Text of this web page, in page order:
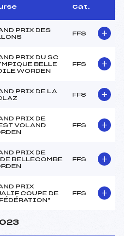
Cat.
PRIX DES
FFS
PRIX DU SC
BELLE
WORDEN
FFS
PRIX DE LA
FFS
PRIX DE
VOLAND
FFS
PRIX DE
BELLECOMBE
FFS
PRIX
COUPE DE
FFS